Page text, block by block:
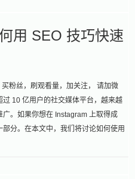
用 SEO 技巧快速
粉丝，刷观看量，加关注， 请加微
10 亿用户的社交媒体平台，越来越
。如果你想在 Instagram 上取得成
分。在本文中，我们将讨论如何使用